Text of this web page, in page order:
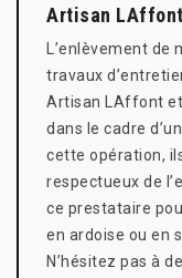
Artisan LAffont
L’enlèvement
travaux
Artisan LAffont
dans le cadre
cette opération,
respectueux de
ce prestataire
en ardoise ou en
N’hésitez pas à